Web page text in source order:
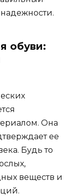
обуви:
Она
ее
Будь то
веществ и